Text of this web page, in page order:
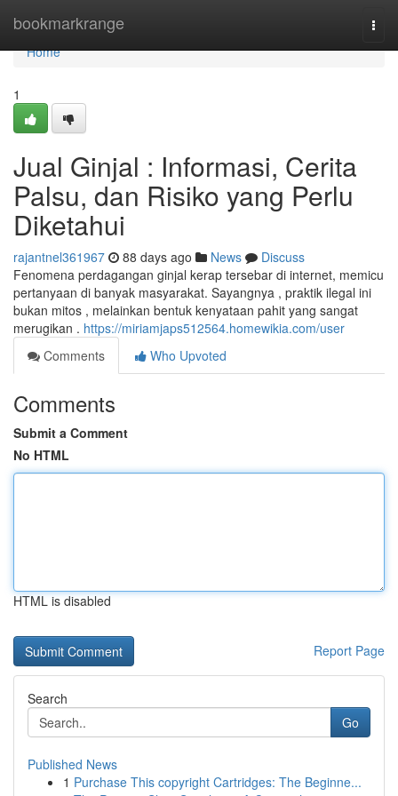
bookmarkrange
Home
Home
1
Jual Ginjal : Informasi, Cerita
Palsu, dan Risiko yang Perlu
Diketahui
rajantnel361967 88 days ago News
Discuss
Fenomena perdagangan ginjal kerap tersebar di internet, memicu
pertanyaan di banyak masyarakat. Sayangnya , praktik ilegal ini
bukan mitos , melainkan bentuk kenyataan pahit yang sangat
merugikan . https://miriamjaps512564.homewikia.com/user
Comments
Who Upvoted
Comments
Submit a Comment
No HTML
HTML is disabled
Report Page
Search
Go
Published News
1 Purchase This copyright Cartridges: The Beginne...